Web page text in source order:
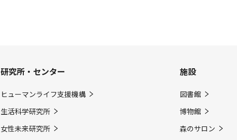
研究所・センター
ヒューマンライフ支援機構
生活科学研究所
女性未来研究所
施設
図書館
博物館
森のサロン